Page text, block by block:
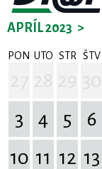
APRÍL 2023 >
PON UTO STR ŠTV
3
4 5 6
10 11 12 13